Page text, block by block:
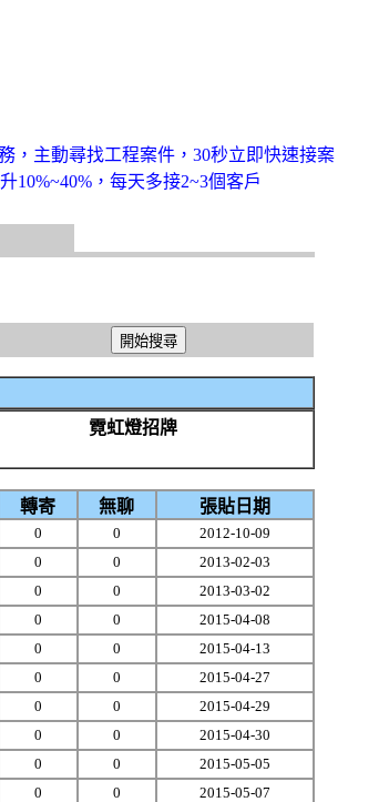
，主動尋找工程案件，30秒立即快速接案
10%~40%，每天多接2~3個客戶
霓虹燈招牌
轉寄 無聊
張貼日期
0 0 2012-10-09
0 0 2013-02-03
0 0 2013-03-02
0 0 2015-04-08
0 0 2015-04-13
0 0 2015-04-27
0 0 2015-04-29
0 0 2015-04-30
0 0 2015-05-05
0 0 2015-05-07